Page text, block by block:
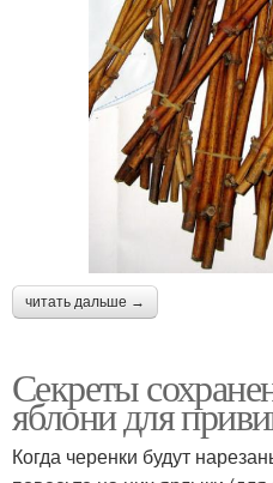
читать дальше →
Секреты
яблони для
Когда черенки будут